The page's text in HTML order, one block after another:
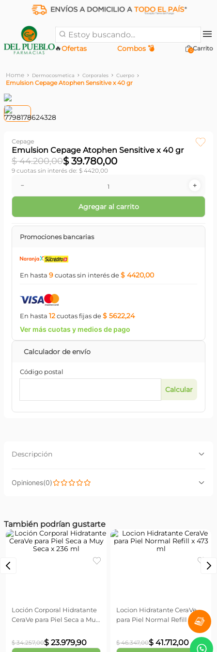
Estoy buscando...
Ofertas
🔥 Combos 💣 0
Dermocosmetica Corporales Cuerpo
Emulsion Cepage Atophen Sensitive x 40 gr
Cepage
Emulsion Cepage Atophen Sensitive x 40 gr
$ 44.200,00$ 39.780,00
9 cuotas sin interés de: $ 4420,00
＋
－
Agregar al carrito
Promociones bancarias
En hasta 9cuotassin interésde$ 4420,00
En hasta 12cuotasfijasde$ 5622,24
Ver más cuotas y medios de pago
Código postal
Descripción
Es una emulsión calmante y reparadora especialmente
disminuyendo sensaciones de tirantez
Beneficios:
Emulsión calmante y reparadora.Alivia y calma la piel
sensible e irritada.Disminuye la sensación de tirantez,
ardor y sequedad.Atenúa rojeces.Ideal para pieles
(0)
Por favor, inicia sesión para escribir un comentario.
Más reciente
También podrían gustarte
Cargando...
$ 34. 257 ,00 $ 23. 979,90
Agregar
Cargando...
$ 46. 347 , 00$ 41.712,00
Agregar